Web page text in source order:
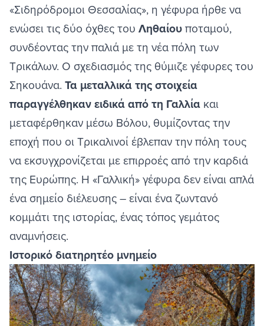
«Σιδηρόδρομοι Θεσσαλίας», η γέφυρα ήρθε να
ενώσει τις δύο όχθες του Ληθαίουποταμού,
συνδέοντας την παλιά με τη νέα πόλη των
Τρικάλων. Ο σχεδιασμός της θύμιζε γέφυρες του
Σηκουάνα. Τα μεταλλικά της στοιχεία
παραγγέλθηκαν ειδικά από τη Γαλλία και
μεταφέρθηκαν μέσω Βόλου, θυμίζοντας την
εποχή που οι Τρικαλινοί έβλεπαν την πόλη τους
να εκσυγχρονίζεται με επιρροές από την καρδιά
της Ευρώπης. Η «Γαλλική» γέφυρα δεν είναι απλά
ένα σημείο διέλευσης – είναι ένα ζωντανό
κομμάτι της ιστορίας, ένας τόπος γεμάτος
αναμνήσεις.
Ιστορικό διατηρητέο μνημείο